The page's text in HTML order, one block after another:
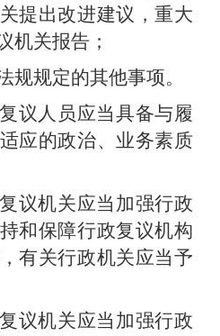
提出改进建议，重大
机关报告；
规规定的其他事项。
议人员应当具备与履
应的政治、业务素质
议机关应当加强行政
和保障行政复议机构
有关行政机关应当予
议机关应当加强行政